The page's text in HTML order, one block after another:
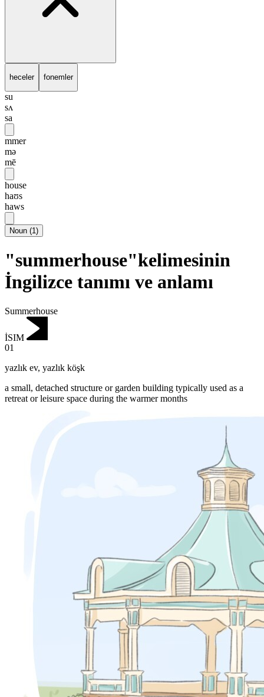
heceler fonemler
su
sʌ
sa
mmer
mə
mē
house
haʊs
haws
Noun (1)
"summerhouse"kelimesinin
İngilizce tanımı ve anlamı
Summerhouse
İSIM
01
yazlık ev, yazlık köşk
a small, detached structure or garden building typically used as a
retreat or leisure space during the warmer months